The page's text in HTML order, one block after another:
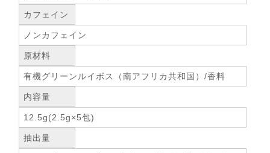
カフェイン
ノンカフェイン
原材料
有機グリーンルイボス（南アフリカ共和国）/香料
内容量
12.5g(2.5g×5包)
抽出量